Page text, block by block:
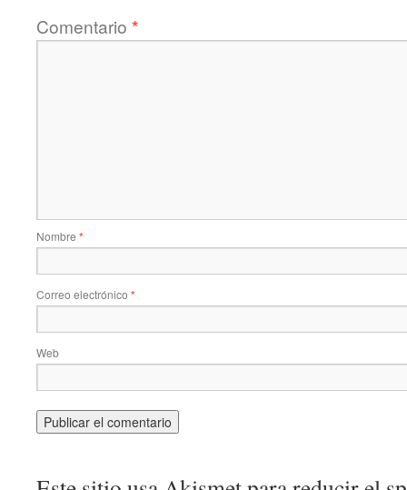
Comentario *
Nombre *
Correo electrónico *
Web